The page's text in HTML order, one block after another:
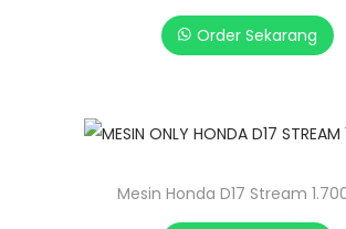
Order Sekarang
Mesin Honda D17 Stream